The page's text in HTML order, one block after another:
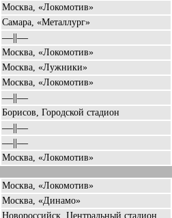
Москва, «Локомотив»
Самара, «Металлург»
––||––
Москва, «Локомотив»
Москва, «Лужники»
Москва, «Локомотив»
––||––
Борисов, Городской стадион
––||––
––||––
Москва, «Локомотив»
Москва, «Локомотив»
Москва, «Динамо»
Новороссийск, Центральный стадион